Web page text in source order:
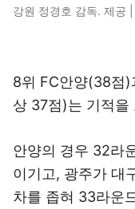
강원 정경호 감독. 제공
8위 FC안양(38점)
상 37점)는 기적을
안양의 경우 32라
이기고, 광주가 대
차를 좁혀 33라운